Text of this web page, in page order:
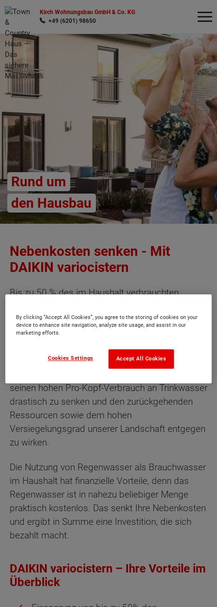
Kirch Wohnungsbau GmbH & Co. KG
+49 (6201) 98650
Rund um
den Hausbau
Nebenkosten senken - Mit
DAIKIN variocistern
Bis zu 50 % des im Haushalt verbrauchten
Regenwasser ersetzen. Bei der
Gartenbewässerung, für die Toilettenspülung, als
Putz- und Gießwasser und die Waschmaschine.
Somit hat jeder Einzelne die Möglichkeit, einen
seinen hohen Pro-Kopf-Verbrauch an Trinkwasser
drastisch zu senken und den zurückgehenden
Ressourcen sowie dem hohen
Versiegelungsgrad unserer Landschaft entgegen
zu wirken.
Die Nutzung von Regenwasser als Brauchwasser
im Haushalt hat finanzielle Vorteile, denn das
Regenwasser ist in nahezu beliebiger Menge
praktisch kostenlos. Das senkt Ihre Nebenkosten
und ergibt in Summe eine Investition, die sich
bezahlt macht.
DAIKIN variocistern – Ihre Vorteile im
Überblick
Wonach möchten Sie suchen?
By clicking “Accept All Cookies”, you agree to the storing of cookies on your
device to enhance site navigation, analyze site usage, and assist in our
marketing efforts.
Accept All Cookies
Cookies Settings